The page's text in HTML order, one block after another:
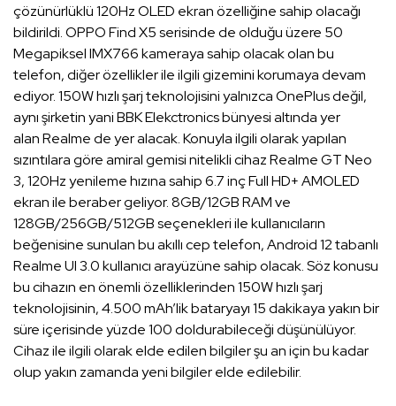
çözünürlüklü 120Hz OLED ekran özelliğine sahip olacağı
bildirildi. OPPO Find X5 serisinde de olduğu üzere 50
Megapiksel IMX766 kameraya sahip olacak olan bu
telefon, diğer özellikler ile ilgili gizemini korumaya devam
ediyor. 150W hızlı şarj teknolojisini yalnızca OnePlus değil,
aynı şirketin yani BBK Elekctronics bünyesi altında yer
alan Realme de yer alacak. Konuyla ilgili olarak yapılan
sızıntılara göre amiral gemisi nitelikli cihaz Realme GT Neo
3, 120Hz yenileme hızına sahip 6.7 inç Full HD+ AMOLED
ekran ile beraber geliyor. 8GB/12GB RAM ve
128GB/256GB/512GB seçenekleri ile kullanıcıların
beğenisine sunulan bu akıllı cep telefon, Android 12 tabanlı
Realme UI 3.0 kullanıcı arayüzüne sahip olacak. Söz konusu
bu cihazın en önemli özelliklerinden 150W hızlı şarj
teknolojisinin, 4.500 mAh’lik bataryayı 15 dakikaya yakın bir
süre içerisinde yüzde 100 doldurabileceği düşünülüyor.
Cihaz ile ilgili olarak elde edilen bilgiler şu an için bu kadar
olup yakın zamanda yeni bilgiler elde edilebilir.